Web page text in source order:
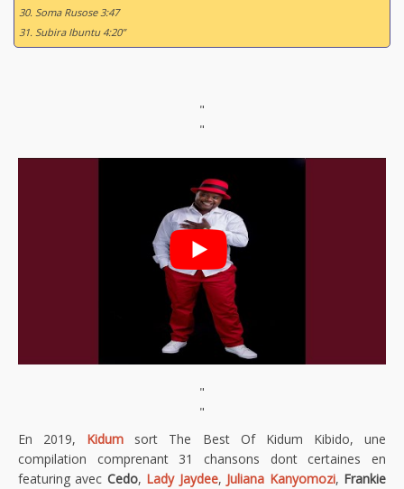
30. Soma Rusose 3:47
31. Subira Ibuntu 4:20”
"
"
"
"
En 2019, Kidum sort The Best Of Kidum Kibido, une
compilation comprenant 31 chansons dont certaines en
featuring avec Cedo, Lady Jaydee, Juliana Kanyomozi, Frankie